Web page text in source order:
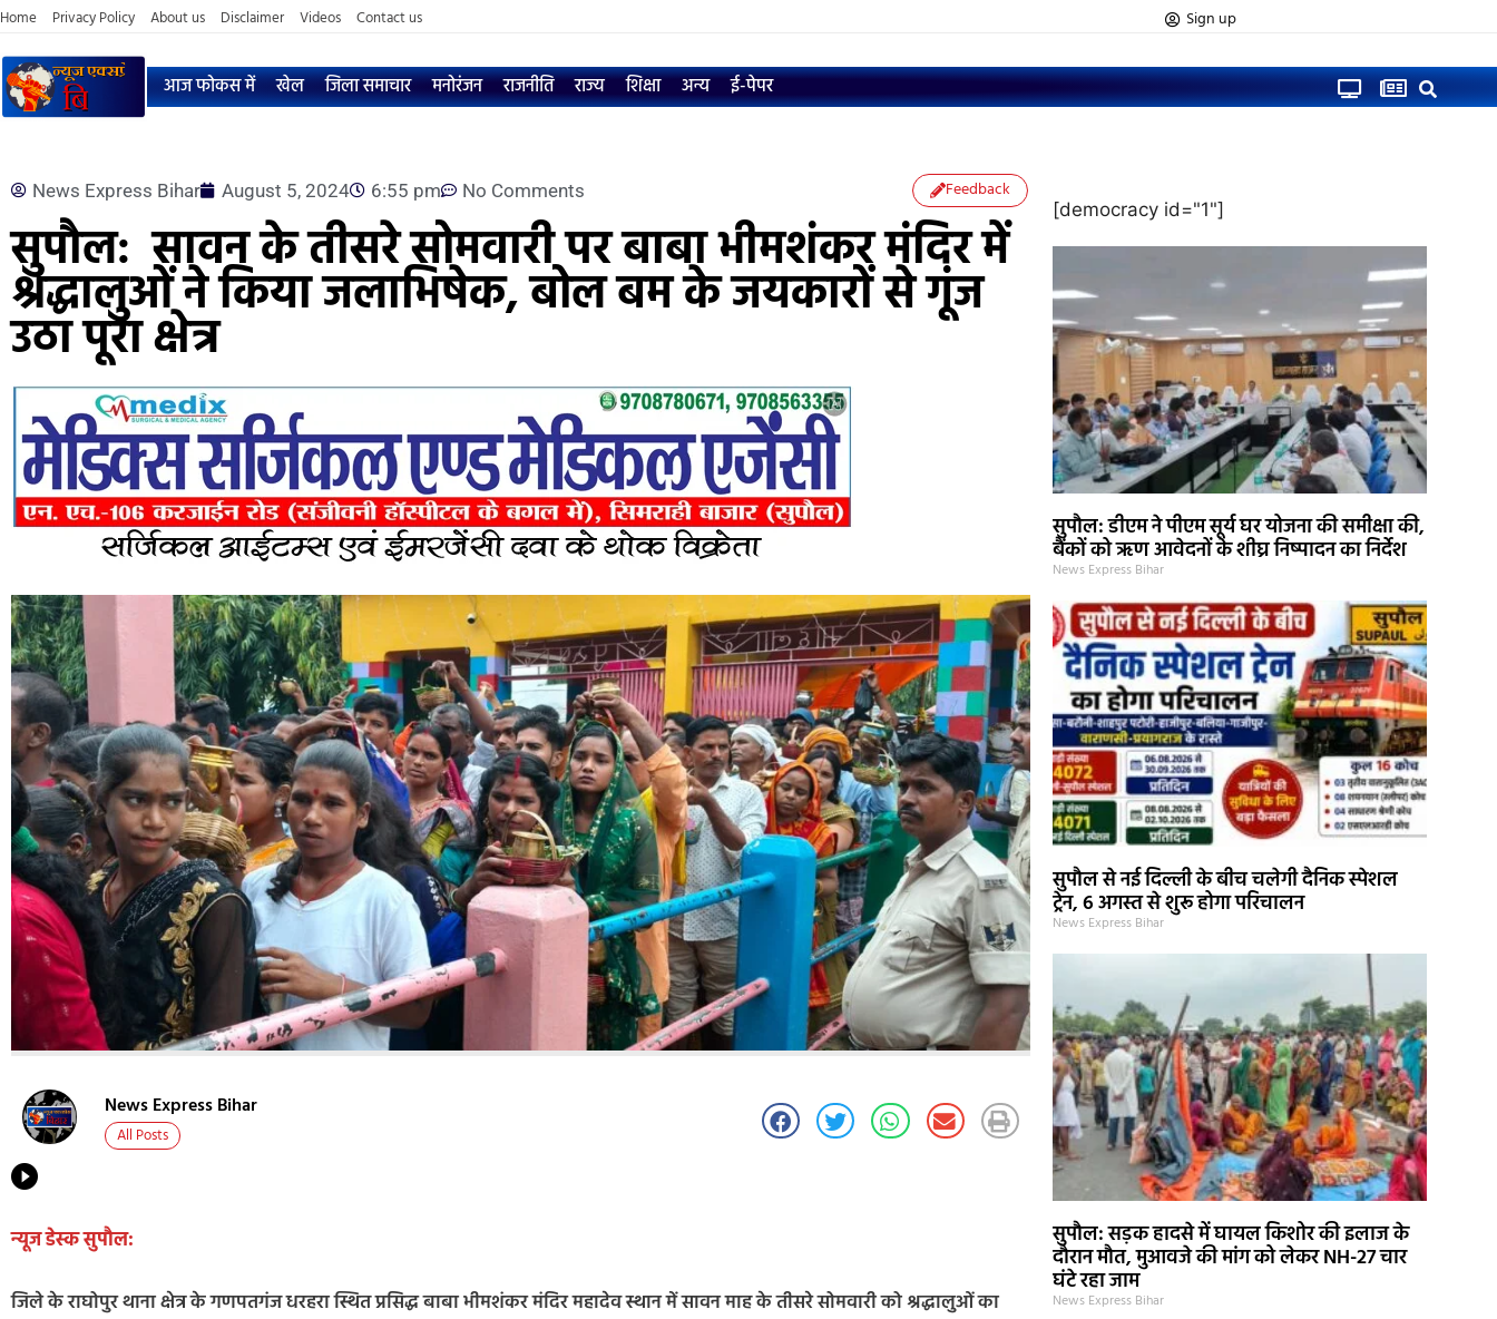
Home Privacy Policy About us Disclaimer Videos Contact us Sign up
आज फोकस में खेल जिला समाचार मनोरंजन राजनीति राज्य शिक्षा अन्य ई-पेपर
News Express Bihar August 5, 2024 6:55 pm No Comments Feedback
सुपौल: सावन के तीसरे सोमवारी पर बाबा भीमशंकर मंदिर में
श्रद्धालुओं ने किया जलाभिषेक, बोल बम के जयकारों से गूंज
उठा पूरा क्षेत्र
News Express Bihar
All Posts
न्यूज डेस्क सुपौल:
जिले के राघोपुर थाना क्षेत्र के गणपतगंज धरहरा स्थित प्रसिद्ध बाबा भीमशंकर मंदिर महादेव स्थान में सावन माह के तीसरे सोमवारी को श्रद्धालुओं का
[democracy id="1"]
सुपौल: डीएम ने पीएम सूर्य घर योजना की समीक्षा की,
बैंकों को ऋण आवेदनों के शीघ्र निष्पादन का निर्देश
News Express Bihar
सुपौल से नई दिल्ली के बीच चलेगी दैनिक स्पेशल
ट्रेन, 6 अगस्त से शुरू होगा परिचालन
News Express Bihar
सुपौल: सड़क हादसे में घायल किशोर की इलाज के
दौरान मौत, मुआवजे की मांग को लेकर NH-27 चार
घंटे रहा जाम
News Express Bihar